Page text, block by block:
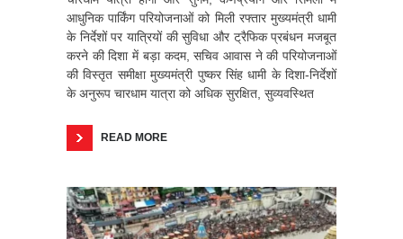
आधुनिक पार्किंग परियोजनाओं को मिली रफ्तार मुख्यमंत्री धामी
के निर्देशों पर यात्रियों की सुविधा और ट्रैफिक प्रबंधन मजबूत
करने की दिशा में बड़ा कदम, सचिव आवास ने की परियोजनाओं
की विस्तृत समीक्षा मुख्यमंत्री पुष्कर सिंह धामी के दिशा-निर्देशों
के अनुरूप चारधाम यात्रा को अधिक सुरक्षित, सुव्यवस्थित
READ MORE